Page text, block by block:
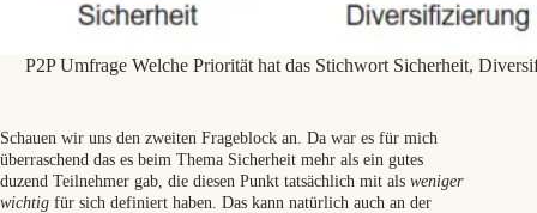
P2P Umfrage Welche Priorität hat das Stichwort Sicherheit,
Schauen wir uns den zweiten Frageblock an. Da war es für mich
überraschend das es beim Thema Sicherheit mehr als ein gutes
duzend Teilnehmer gab, die diesen Punkt tatsächlich mit als weniger
wichtig für sich definiert haben. Das kann natürlich auch an der